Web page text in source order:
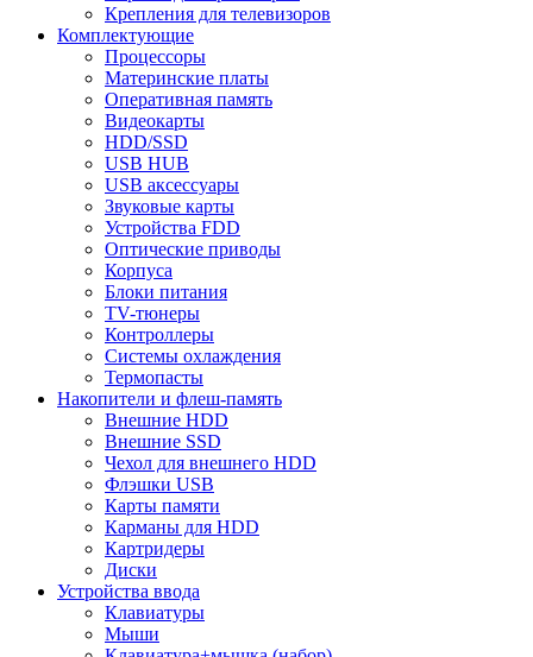
Крепления для телевизоров
Комплектующие
Процессоры
Материнские платы
Оперативная память
Видеокарты
HDD/SSD
USB HUB
USB аксессуары
Звуковые карты
Устройства FDD
Оптические приводы
Корпуса
Блоки питания
TV-тюнеры
Контроллеры
Системы охлаждения
Термопасты
Накопители и флеш-память
Внешние HDD
Внешние SSD
Чехол для внешнего HDD
Флэшки USB
Карты памяти
Карманы для HDD
Картридеры
Диски
Устройства ввода
Клавиатуры
Мыши